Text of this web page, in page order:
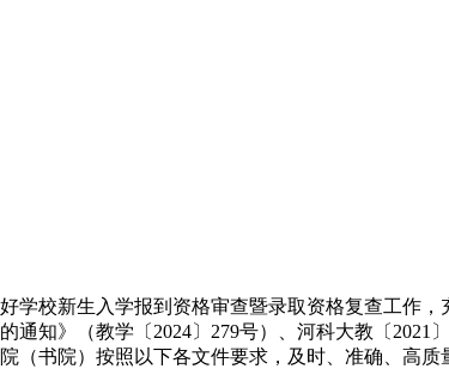
学校新生入学报到资格审查暨录取资格复查工作
通知》（教学〔2024〕279号）、河科大教〔
（书院）按照以下各文件要求，及时、准确、高质